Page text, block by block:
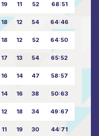
19 11 52 68:51
18 12 54 64:46
18 12 52 64:50
17 13 54 65:52
16 14 47 58:57
14 16 38 50:63
12 18 34 49:67
11 19 30 44:71